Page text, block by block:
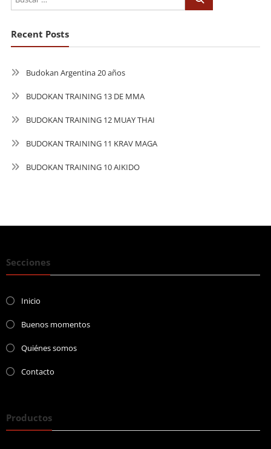
Recent Posts
Budokan Argentina 20 años
BUDOKAN TRAINING 13 DE MMA
BUDOKAN TRAINING 12 MUAY THAI
BUDOKAN TRAINING 11 KRAV MAGA
BUDOKAN TRAINING 10 AIKIDO
Secciones
Inicio
Buenos momentos
Quiénes somos
Contacto
Productos